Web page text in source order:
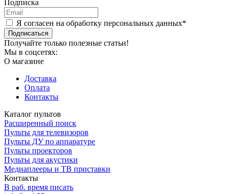
Подписка
Я согласен на обработку персональных данных*
Подписаться
Получайте только полезные статьи!
Мы в соцсетях:
О магазине
Доставка
Оплата
Контакты
Каталог пультов
Расширенный поиск
Пульты для телевизоров
Пульты ДУ по аппаратуре
Пульты проекторов
Пульты для акустики
Медиаплееры и ТВ приставки
Контакты
В раб. время писать